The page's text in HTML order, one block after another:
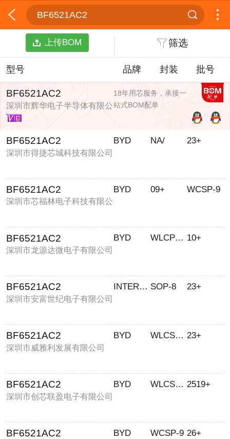
BF6521AC2
上传BOM 筛选
型号 品牌 封装 批号
BF6521AC2
深圳市辉华电子半导体有限公
司
18年用芯服务，承接一
站式BOM配单
BF6521AC2
深圳市得捷芯城科技有限公司
BYD NA/ 23+
BF6521AC2
深圳市芯福林电子科技有限公
BYD 09+ WCSP-9
BF6521AC2
深圳市龙源达微电子有限公司
BYD WLCPS-9 10+
BF6521AC2
深圳市安富世纪电子有限公司
INTERSIL SOP-8 23+
BF6521AC2
深圳市威雅利发展有限公司
BYD WLCSP-9 23+
BF6521AC2
深圳市创芯联盈电子有限公司
BYD WLCSP-9 2519+
BF6521AC2 BYD WCSP-9 26+